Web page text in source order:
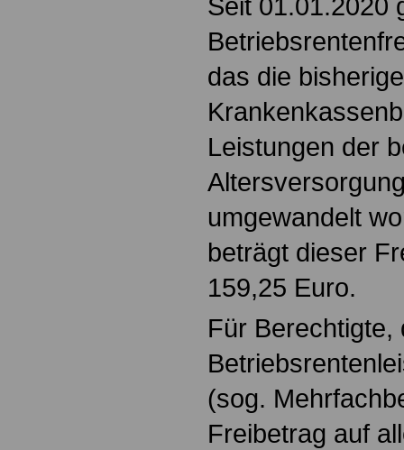
Seit 01.01.2020
das die
Leistungen der
umgewandelt
beträgt dieser
159,25 Euro.
Für Berechtigte,
(sog.
Freibetrag auf